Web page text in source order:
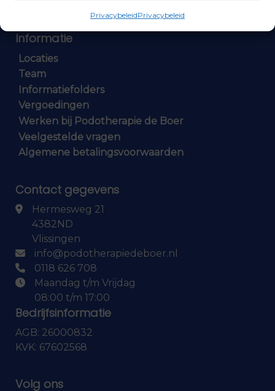
PrivacybeleidPrivacybeleid
Informatie
Locaties
Team
Informatiefolders
Vergoedingen
Werken bij Podotherapie de Boer
Veelgestelde vragen
Algemene betalingsvoorwaarden
Contact gegevens
Hermesweg 21
4382ND
Vlissingen
info@podotherapiedeboer.nl
0118 626 708
Maandag t/m Vrijdag
08:00 t/m 17:00
Bedrijfsinformatie
AGB: 26000832
KVK: 67602568
Volg ons